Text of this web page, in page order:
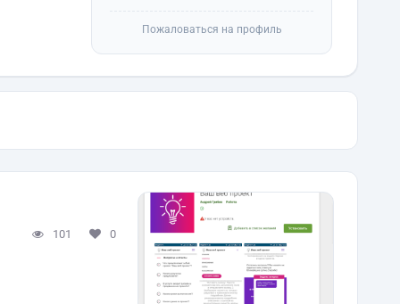
Пожаловаться на профиль
101 0